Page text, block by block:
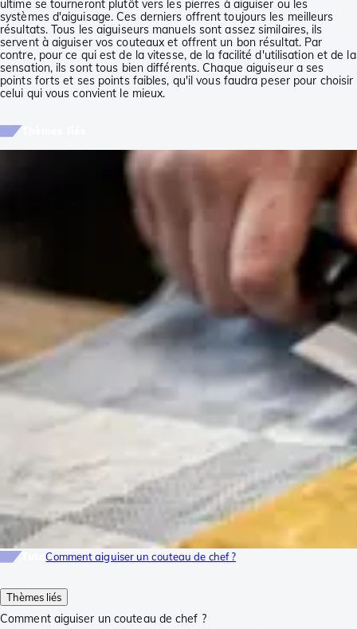
Thèmes liés
Comment aiguiser un couteau de chef ?
ultime se tourneront plutôt vers les pierres à aiguiser ou les
systèmes d'aiguisage. Ces derniers offrent toujours les meilleurs
résultats. Tous les aiguiseurs manuels sont assez similaires, ils
servent à aiguiser vos couteaux et offrent un bon résultat. Par
contre, pour ce qui est de la vitesse, de la facilité d'utilisation et de la
sensation, ils sont tous bien différents. Chaque aiguiseur a ses
points forts et ses points faibles, qu'il vous faudra peser pour choisir
celui qui vous convient le mieux.
TutoComment aiguiser un couteau de chef ?